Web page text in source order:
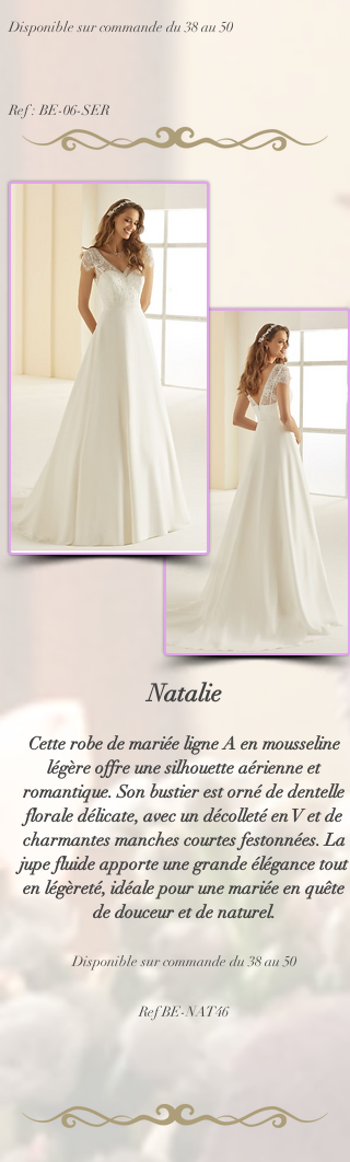
Disponible sur commande du 38 au 50
Ref : BE-06-SER
Natalie
Cette robe de mariée ligne A en mousseline
légère offre une silhouette aérienne et
romantique. Son bustier est orné de dentelle
florale délicate, avec un décolleté en V et de
charmantes manches courtes festonnées. La
jupe fluide apporte une grande élégance tout
en légèreté, idéale pour une mariée en quête
de douceur et de naturel.
Disponible sur commande du 38 au 50
Ref BE-NAT46